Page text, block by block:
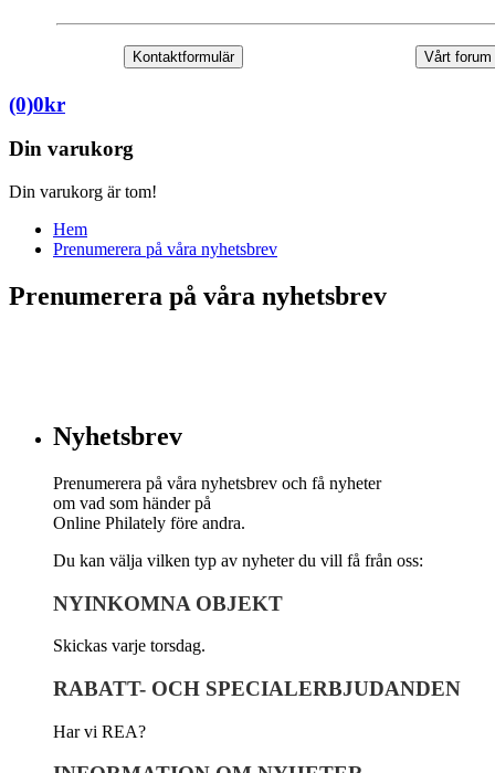
Kontaktformulär Vårt forum
(0)0kr
Din varukorg
Din varukorg är tom!
Hem
Prenumerera på våra nyhetsbrev
Prenumerera på våra nyhetsbrev
Nyhetsbrev
Prenumerera på våra nyhetsbrev och få nyheter
om vad som händer på
Online Philately före andra.
Du kan välja vilken typ av nyheter du vill få från oss:
NYINKOMNA OBJEKT
Skickas varje torsdag.
RABATT- OCH SPECIALERBJUDANDEN
Har vi REA?